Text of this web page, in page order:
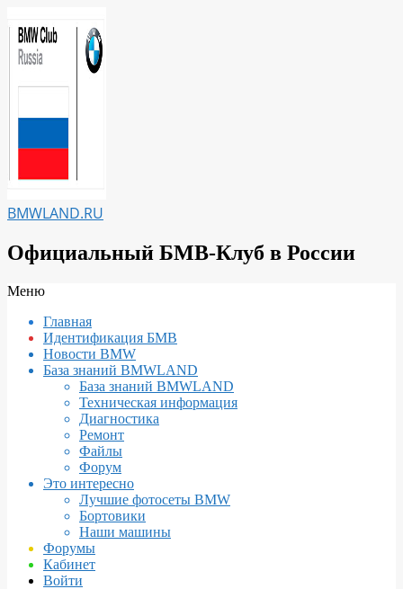
к
содержимому
BMWLAND.RU
Официальный БМВ-Клуб в России
Вторичное
навигации
Меню
Главная
Идентификация БМВ
Новости BMW
База знаний BMWLAND
База знаний BMWLAND
Техническая информация
Диагностика
Ремонт
Файлы
Форум
Это интересно
Лучшие фотосеты BMW
Бортовики
Наши машины
Форумы
Кабинет
Войти